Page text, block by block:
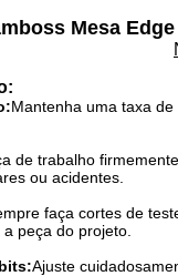
Mesa
Mantenha uma taxa
de trabalho
ou acidentes.
faça cortes de
peça do projeto.
Ajuste